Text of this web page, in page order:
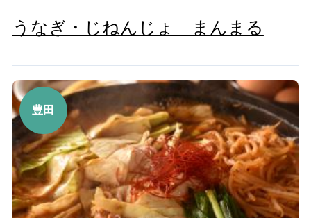
うなぎ・じねんじょ まんまる
豊田